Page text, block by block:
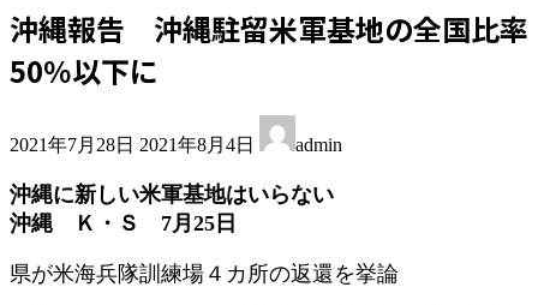
沖縄報告 沖縄駐留米軍基地の全国比率
50％以下に
2021年7月28日 終
新
:
2021年8月4日 admin
沖縄に新しい米軍基地はいらない
沖縄 Ｋ・Ｓ 7月25日
県が米海兵隊訓練場４カ所の返還を挙論